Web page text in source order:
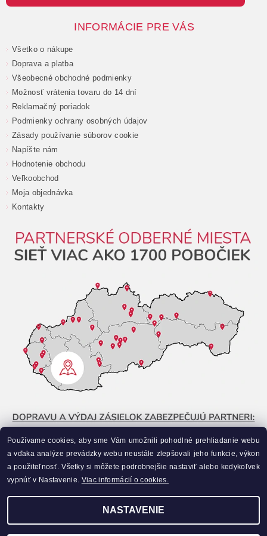
INFORMÁCIE PRE VÁS
Všetko o nákupe
Doprava a platba
Všeobecné obchodné podmienky
Možnosť vrátenia tovaru do 14 dní
Reklamačný poriadok
Podmienky ochrany osobných údajov
Zásady používanie súborov cookie
Napíšte nám
Hodnotenie obchodu
Veľkoobchod
Moja objednávka
Kontakty
Používame cookies, aby sme Vám umožnili pohodlné prehliadanie webu
a vďaka analýze prevádzky webu neustále zlepšovali jeho funkcie, výkon
a použiteľnosť. Všetky si môžete podrobnejšie nastaviť alebo kedykoľvek
vypnúť v Nastavenie. Viac informácií o cookies.
NASTAVENIE